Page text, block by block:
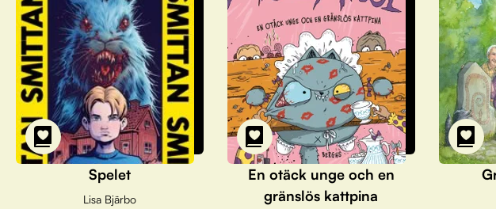
Spelet
Lisa Bjärbo
En otäck unge och en
gränslös kattpina